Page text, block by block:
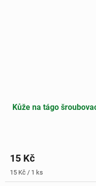
Kůže na tágo
15 Kč
Měrná
cena:
15 Kč / 1 ks